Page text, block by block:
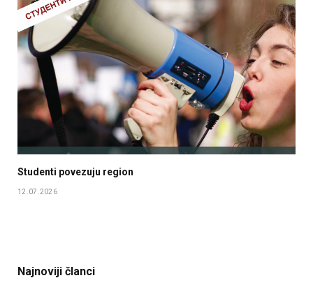
Studenti povezuju region
12.07.2026
Najnoviji članci